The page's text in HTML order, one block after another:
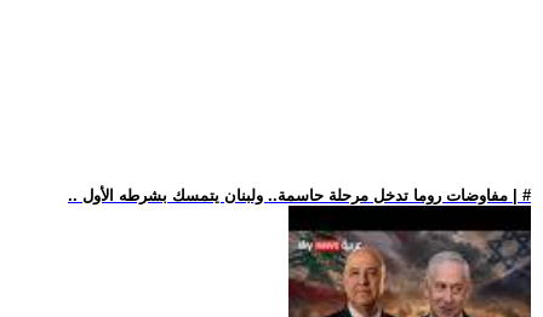
.. مفاوضات روما تدخل مرحلة حاسمة.. ولبنان يتمسك بشرطه الأول | #